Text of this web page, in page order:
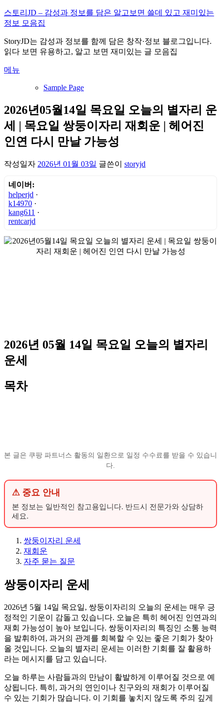
내
용
로
바
가
스토리JD – 감성과 정보를 담은 알고보면 쓸데 있고 재미있는
정보 모음집
StoryJD는 감성과 정보를 함께 담은 창작·정보 블로그입니다.
읽다 보면 유용하고, 알고 보면 재미있는 글 모음집
메뉴
Sample Page
2026년05월14일 목요일 오늘의 별자리 운
세 | 목요일 쌍둥이자리 재회운 | 헤어진
인연 다시 만날 가능성
작성일자 2026년 01월 03일 글쓴이 storyjd
네이버:
helperjd ·
k14970 ·
kang611 ·
rentcarjd
2026년 05월 14일 목요일 오늘의 별자리
운세
목차
본 글은 쿠팡 파트너스 활동의 일환으로 일정 수수료를 받을 수 있습니
다.
⚠ 중요 안내
본 정보는 일반적인 참고용입니다. 반드시 전문가와 상담하
세요.
쌍둥이자리 운세
재회운
자주 묻는 질문
쌍둥이자리 운세
2026년 5월 14일 목요일, 쌍둥이자리의 오늘의 운세는 매우 긍
정적인 기운이 감돌고 있습니다. 오늘은 특히 헤어진 인연과의
재회 가능성이 높아 보입니다. 쌍둥이자리의 특징인 소통 능력
을 발휘하여, 과거의 관계를 회복할 수 있는 좋은 기회가 찾아
올 것입니다. 오늘의 별자리 운세는 이러한 기회를 잘 활용하
라는 메시지를 담고 있습니다.
오늘 하루는 사람들과의 만남이 활발하게 이루어질 것으로 예
상됩니다. 특히, 과거의 연인이나 친구와의 재회가 이루어질
수 있는 기회가 많습니다. 이 기회를 놓치지 않도록 주의 깊게